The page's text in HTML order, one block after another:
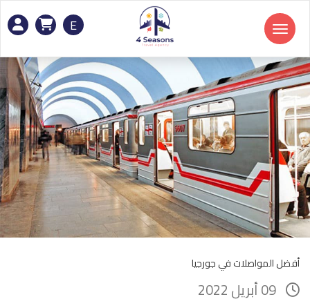
E Toggle navigation
أفضل المواصلات في جورجيا